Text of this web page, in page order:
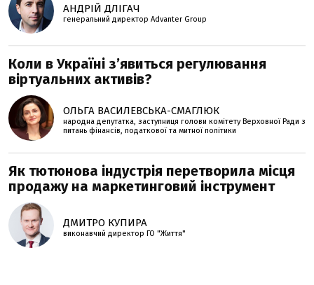
АНДРІЙ ДЛІГАЧ
генеральний директор Advanter Group
Коли в Україні з’явиться регулювання
віртуальних активів?
ОЛЬГА ВАСИЛЕВСЬКА-СМАГЛЮК
народна депутатка, заступниця голови комітету Верховної Ради з
питань фінансів, податкової та митної політики
Як тютюнова індустрія перетворила місця
продажу на маркетинговий інструмент
ДМИТРО КУПИРА
виконавчий директор ГО "Життя"